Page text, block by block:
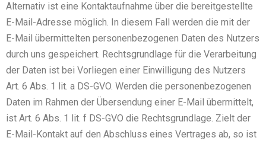
Alternativ ist eine Kontaktaufnahme über die bereitgestellte
E-Mail-Adresse möglich. In diesem Fall werden die mit der
E-Mail übermittelten personenbezogenen Daten des Nutzers
durch uns gespeichert. Rechtsgrundlage für die Verarbeitung
der Daten ist bei Vorliegen einer Einwilligung des Nutzers
Art. 6 Abs. 1 lit. a DS-GVO. Werden die personenbezogenen
Daten im Rahmen der Übersendung einer E-Mail übermittelt,
ist Art. 6 Abs. 1 lit. f DS-GVO die Rechtsgrundlage. Zielt der
E-Mail-Kontakt auf den Abschluss eines Vertrages ab, so ist